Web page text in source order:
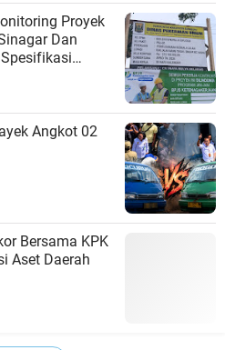
Proyek
Dan
Angkot 02
Bersama KPK
Aset Daerah